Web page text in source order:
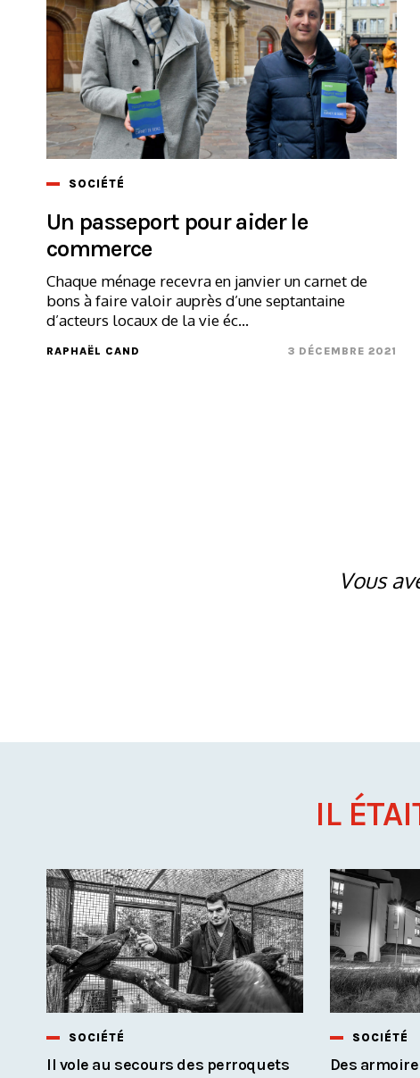
SOCIÉTÉ
Un passeport pour aider le
commerce
Chaque ménage recevra en janvier un carnet de
bons à faire valoir auprès d’une septantaine
d’acteurs locaux de la vie éc...
RAPHAËL CAND 3 DÉCEMBRE 2021
Vous
IL
SOCIÉTÉ
Il vole au secours des perroquets
SOCIÉTÉ
Des